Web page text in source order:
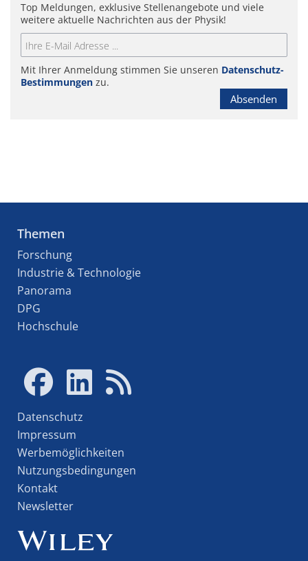
Top Meldungen, exklusive Stellenangebote und viele
weitere aktuelle Nachrichten aus der Physik!
Mit Ihrer Anmeldung stimmen Sie unseren Datenschutz-
Bestimmungen zu.
Absenden
Themen
Forschung
Industrie & Technologie
Panorama
DPG
Hochschule
Datenschutz
Impressum
Werbemöglichkeiten
Nutzungsbedingungen
Kontakt
Newsletter